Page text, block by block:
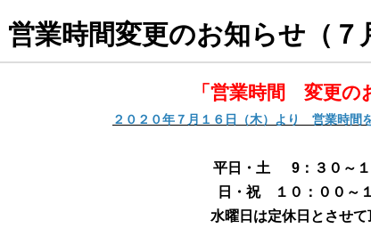
営業時間変更のお知らせ（７
「営業時間 変更の
２０２０年７月１６日（木）より 営業時間
平日・土 9：３０～
日・祝 １０：００～
水曜日は定休日とさせて